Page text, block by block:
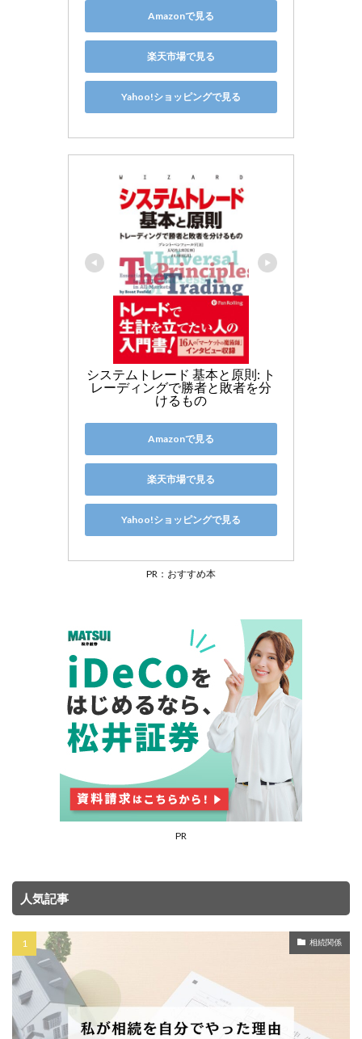
Amazonで見る
楽天市場で見る
Yahoo!ショッピングで見る
システムトレード 基本と原則: ト
レーディングで勝者と敗者を分
けるもの
Amazonで見る
楽天市場で見る
Yahoo!ショッピングで見る
PR：おすすめ本
PR
人気記事
相続関係